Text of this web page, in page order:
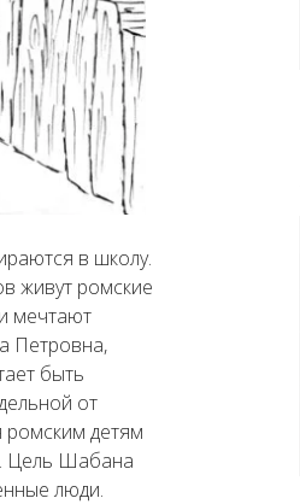
в школу.
живут ромские
мечтают
Петровна,
быть
от
ромским детям
Цель Шабана
люди.